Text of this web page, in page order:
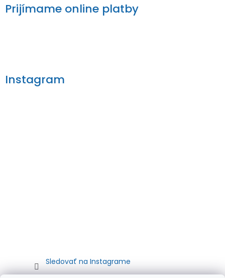
Prijímame online platby
Instagram
Sledovať na Instagrame